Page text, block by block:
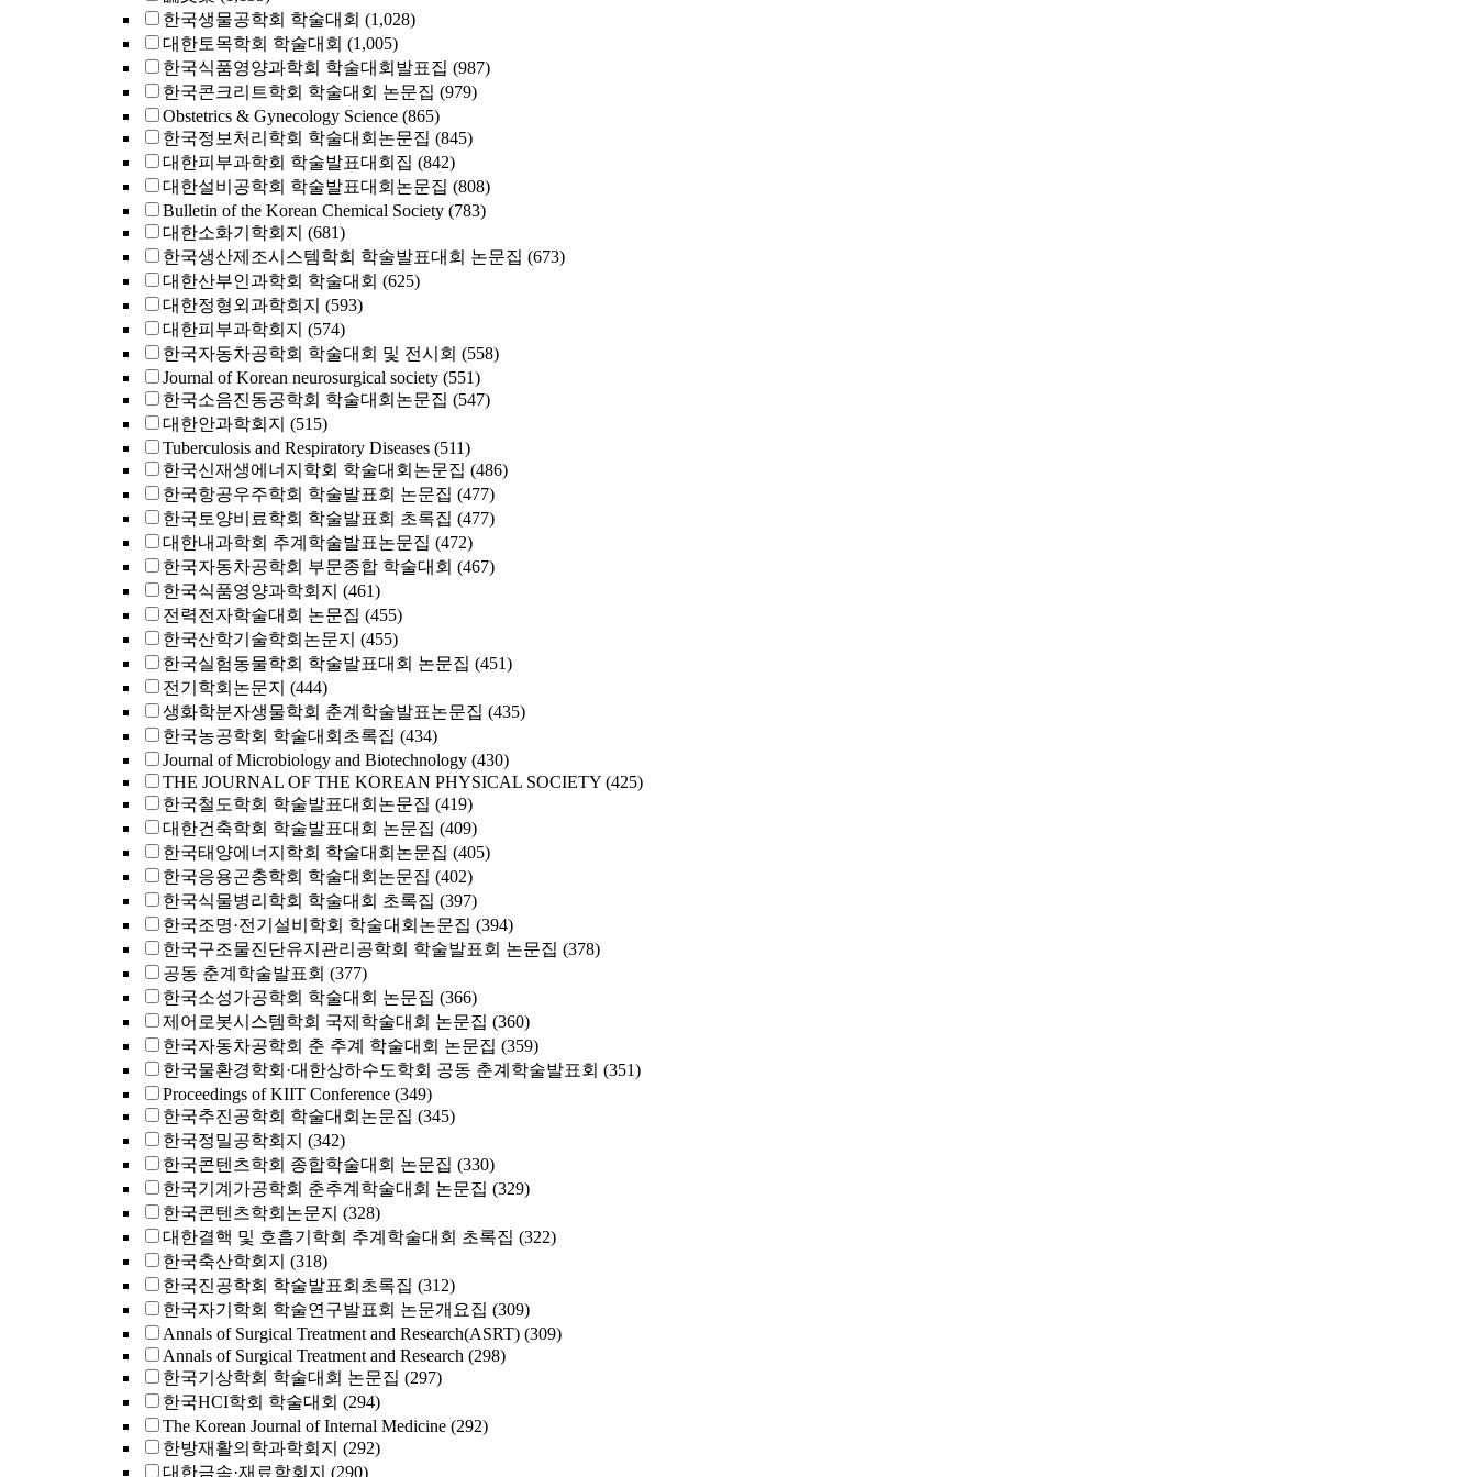
한국생물공학회 학술대회 (1,028)
대한토목학회 학술대회 (1,005)
한국식품영양과학회 학술대회발표집 (987)
한국콘크리트학회 학술대회 논문집 (979)
Obstetrics & Gynecology Science (865)
한국정보처리학회 학술대회논문집 (845)
대한피부과학회 학술발표대회집 (842)
대한설비공학회 학술발표대회논문집 (808)
Bulletin of the Korean Chemical Society (783)
대한소화기학회지 (681)
한국생산제조시스템학회 학술발표대회 논문집 (673)
대한산부인과학회 학술대회 (625)
대한정형외과학회지 (593)
대한피부과학회지 (574)
한국자동차공학회 학술대회 및 전시회 (558)
Journal of Korean neurosurgical society (551)
한국소음진동공학회 학술대회논문집 (547)
대한안과학회지 (515)
Tuberculosis and Respiratory Diseases (511)
한국신재생에너지학회 학술대회논문집 (486)
한국항공우주학회 학술발표회 논문집 (477)
한국토양비료학회 학술발표회 초록집 (477)
대한내과학회 추계학술발표논문집 (472)
한국자동차공학회 부문종합 학술대회 (467)
한국식품영양과학회지 (461)
전력전자학술대회 논문집 (455)
한국산학기술학회논문지 (455)
한국실험동물학회 학술발표대회 논문집 (451)
전기학회논문지 (444)
생화학분자생물학회 춘계학술발표논문집 (435)
한국농공학회 학술대회초록집 (434)
Journal of Microbiology and Biotechnology (430)
THE JOURNAL OF THE KOREAN PHYSICAL SOCIETY (425)
한국철도학회 학술발표대회논문집 (419)
대한건축학회 학술발표대회 논문집 (409)
한국태양에너지학회 학술대회논문집 (405)
한국응용곤충학회 학술대회논문집 (402)
한국식물병리학회 학술대회 초록집 (397)
한국조명·전기설비학회 학술대회논문집 (394)
한국구조물진단유지관리공학회 학술발표회 논문집 (378)
공동 춘계학술발표회 (377)
한국소성가공학회 학술대회 논문집 (366)
제어로봇시스템학회 국제학술대회 논문집 (360)
한국자동차공학회 춘 추계 학술대회 논문집 (359)
한국물환경학회·대한상하수도학회 공동 춘계학술발표회 (351)
Proceedings of KIIT Conference (349)
한국추진공학회 학술대회논문집 (345)
한국정밀공학회지 (342)
한국콘텐츠학회 종합학술대회 논문집 (330)
한국기계가공학회 춘추계학술대회 논문집 (329)
한국콘텐츠학회논문지 (328)
대한결핵 및 호흡기학회 추계학술대회 초록집 (322)
한국축산학회지 (318)
한국진공학회 학술발표회초록집 (312)
한국자기학회 학술연구발표회 논문개요집 (309)
Annals of Surgical Treatment and Research(ASRT) (309)
Annals of Surgical Treatment and Research (298)
한국기상학회 학술대회 논문집 (297)
한국HCI학회 학술대회 (294)
The Korean Journal of Internal Medicine (292)
한방재활의학과학회지 (292)
대한금속·재료학회지 (290)